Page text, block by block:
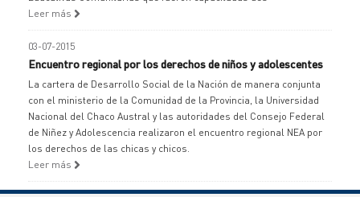
Leer más
03-07-2015
Encuentro regional por los derechos de niños y adolescentes
La cartera de Desarrollo Social de la Nación de manera conjunta
con el ministerio de la Comunidad de la Provincia, la Universidad
Nacional del Chaco Austral y las autoridades del Consejo Federal
de Niñez y Adolescencia realizaron el encuentro regional NEA por
los derechos de las chicas y chicos.
Leer más